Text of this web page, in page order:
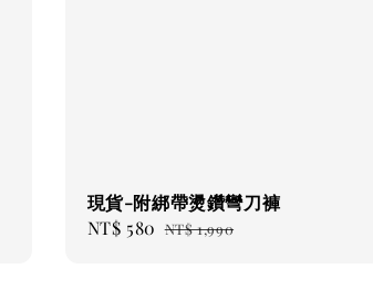
現貨-附綁帶燙鑽彎刀褲
Sale
NT$ 580 Regular
NT$ 1,990